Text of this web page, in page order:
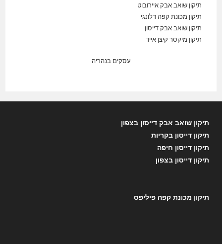
תיקון שואב אבק איירובוט
תיקון מכונת קפה דלונגי
תיקון שואב אבק דייסון
תיקון מיקסר קיצן אייד
עסקים בנהריה
תיקון שואב אבק דייסון בצפון
תיקון דייסון בקריות
תיקון דייסון חיפה
תיקון דייסון בצפון
תיקון מכונת קפה פיליפס